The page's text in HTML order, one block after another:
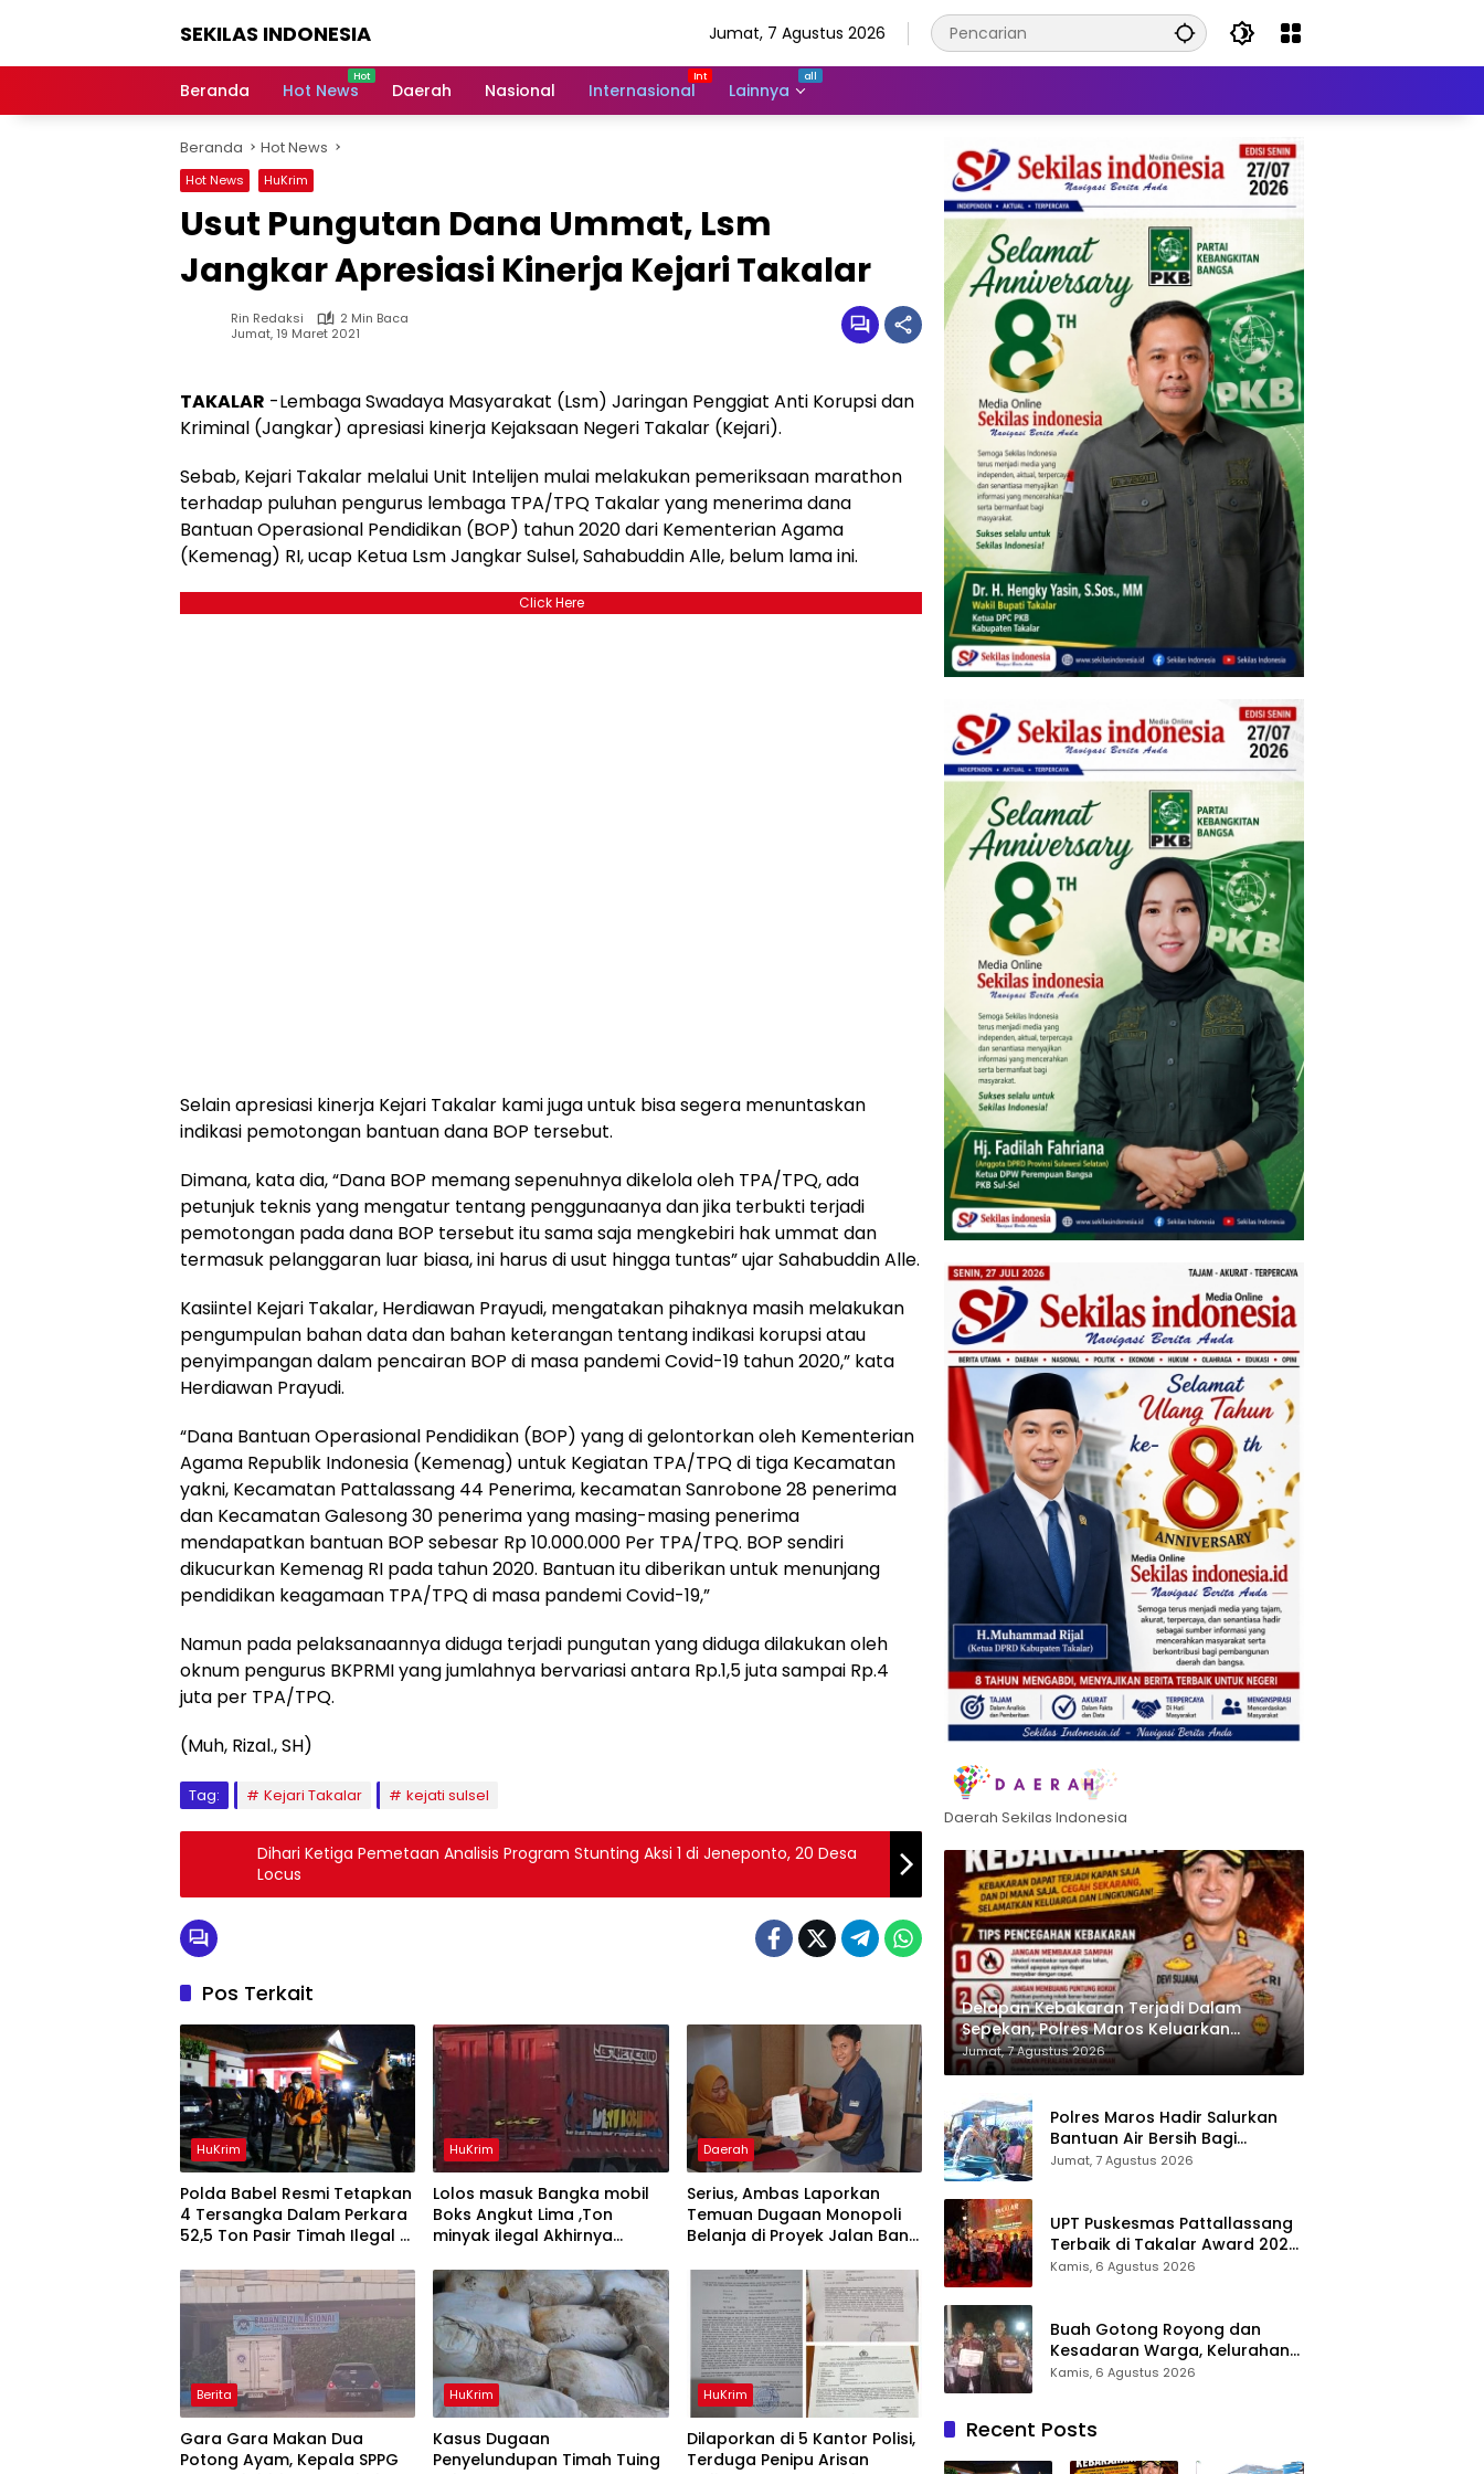
SEKILAS INDONESIA
Terkini,
Latest
World,
Headlines,
News
Jumat, 7 Agustus 2026
Beranda Hot News Daerah Nasional Internasional Lainnya
Beranda Hot News
Hot News HuKrim
Usut Pungutan Dana Ummat, Lsm
Jangkar Apresiasi Kinerja Kejari Takalar
Rin Redaksi
2 Min Baca
Jumat, 19 Maret 2021
TAKALAR -Lembaga Swadaya Masyarakat (Lsm) Jaringan Penggiat Anti Korupsi dan
Kriminal (Jangkar) apresiasi kinerja Kejaksaan Negeri Takalar (Kejari).
Sebab, Kejari Takalar melalui Unit Intelijen mulai melakukan pemeriksaan marathon
terhadap puluhan pengurus lembaga TPA/TPQ Takalar yang menerima dana
Bantuan Operasional Pendidikan (BOP) tahun 2020 dari Kementerian Agama
(Kemenag) RI, ucap Ketua Lsm Jangkar Sulsel, Sahabuddin Alle, belum lama ini.
Click Here
Selain apresiasi kinerja Kejari Takalar kami juga untuk bisa segera menuntaskan
indikasi pemotongan bantuan dana BOP tersebut.
Dimana, kata dia, “Dana BOP memang sepenuhnya dikelola oleh TPA/TPQ, ada
petunjuk teknis yang mengatur tentang penggunaanya dan jika terbukti terjadi
pemotongan pada dana BOP tersebut itu sama saja mengkebiri hak ummat dan
termasuk pelanggaran luar biasa, ini harus di usut hingga tuntas” ujar Sahabuddin Alle.
Kasiintel Kejari Takalar, Herdiawan Prayudi, mengatakan pihaknya masih melakukan
pengumpulan bahan data dan bahan keterangan tentang indikasi korupsi atau
penyimpangan dalam pencairan BOP di masa pandemi Covid-19 tahun 2020,” kata
Herdiawan Prayudi.
“Dana Bantuan Operasional Pendidikan (BOP) yang di gelontorkan oleh Kementerian
Agama Republik Indonesia (Kemenag) untuk Kegiatan TPA/TPQ di tiga Kecamatan
yakni, Kecamatan Pattalassang 44 Penerima, kecamatan Sanrobone 28 penerima
dan Kecamatan Galesong 30 penerima yang masing-masing penerima
mendapatkan bantuan BOP sebesar Rp 10.000.000 Per TPA/TPQ. BOP sendiri
dikucurkan Kemenag RI pada tahun 2020. Bantuan itu diberikan untuk menunjang
pendidikan keagamaan TPA/TPQ di masa pandemi Covid-19,”
Namun pada pelaksanaannya diduga terjadi pungutan yang diduga dilakukan oleh
oknum pengurus BKPRMI yang jumlahnya bervariasi antara Rp.1,5 juta sampai Rp.4
juta per TPA/TPQ.
(Muh, Rizal., SH)
Tag: Kejari Takalar kejati sulsel
Dihari Ketiga Pemetaan Analisis Program Stunting Aksi 1 di Jeneponto, 20 Desa
Locus
Pos Terkait
HuKrim
Polda Babel Resmi Tetapkan
4 Tersangka Dalam Perkara
52,5 Ton Pasir Timah Ilegal Di
HuKrim
Lolos masuk Bangka mobil
Boks Angkut Lima ,Ton
minyak ilegal Akhirnya
Daerah
Serius, Ambas Laporkan
‎Temuan Dugaan Monopoli
Belanja di Proyek Jalan Bang
Berita
Gara Gara Makan Dua
Potong Ayam, Kepala SPPG
HuKrim
Kasus Dugaan
Penyelundupan Timah Tuing
HuKrim
Dilaporkan di 5 Kantor Polisi,
Terduga Penipu Arisan
Daerah Sekilas Indonesia
Delapan Kebakaran Terjadi Dalam
Sepekan, Polres Maros Keluarkan
Imbauan kepada Masyarakat
Jumat, 7 Agustus 2026
Polres Maros Hadir Salurkan
Bantuan Air Bersih Bagi
Masyarakat Terdampak Krisis
Jumat, 7 Agustus 2026
UPT Puskesmas Pattallassang
Terbaik di Takalar Award 2026,
Bukti Komitmen Hadirkan
Kamis, 6 Agustus 2026
Buah Gotong Royong dan
Kesadaran Warga, Kelurahan
Patte’ne Menjadi Bintang
Kamis, 6 Agustus 2026
Recent Posts